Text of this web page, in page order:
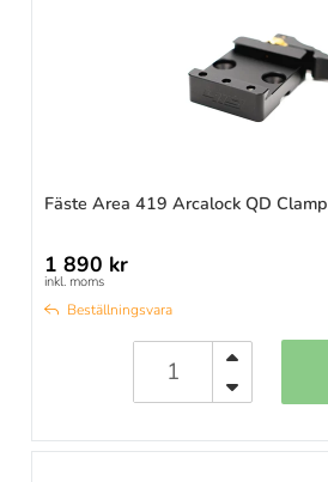
Fäste Area 419 Arcalock QD Clamp
1 890 kr
inkl. moms
Beställningsvara